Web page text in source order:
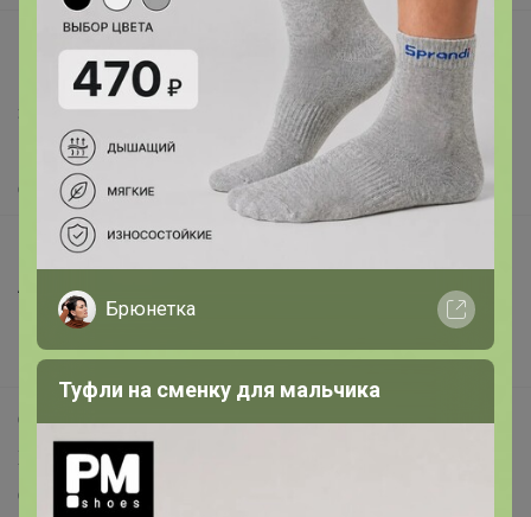
Написать в поддержку
Защита покупателя
Помощь
О нас
Все предложения
Анонсы
Новости
Поддержка альпак
Самое выгодное
Хиты продаж
Самое желанное
Брюнетка
Туфли на сменку для мальчика